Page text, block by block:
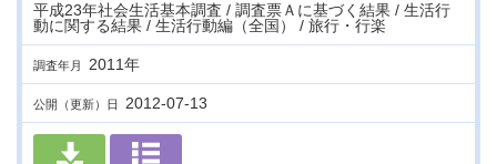
平成23年社会生活基本調査 / 調査票Ａに基づく結果 / 生活行
動に関する結果 / 生活行動編（全国） / 旅行・行楽
調査年月 2011年
公開（更新）日 2012-07-13